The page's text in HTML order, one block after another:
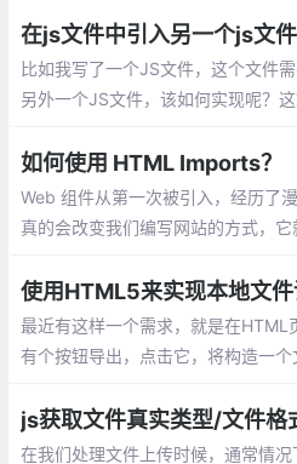
比如我写了一个JS文件，这个文件
另外一个JS文件，该如何实现呢？
现
如何使用 HTML Imports？
Web 组件从第一次被引入，经历了
真的会改变我们编写网站的方式，
最近有这样一个需求，就是在HTML
有个按钮导出，点击它，将构造一个
点击它，从本地文件系统中读取一个
对内容进行分析。
js获取文件真实类型/文件格
在我们处理文件上传时候，通常情况